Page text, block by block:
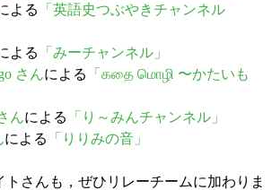
よる
「英語史つぶやきチャンネル
よる
「みーチャンネル」
さんによる
「கதை மொழி 〜かたいも
んによる
「り～みんチャンネル」
による 「りりみの音」
さんも，ぜひリレーチームに加わりま